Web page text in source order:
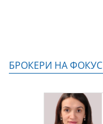
БРОКЕРИ НА ФОКУС